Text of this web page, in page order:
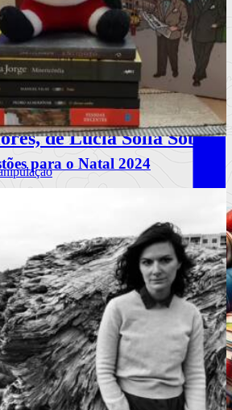
para o Natal 2024
de Lucía Solla Sobral
3. @primaverasound_port